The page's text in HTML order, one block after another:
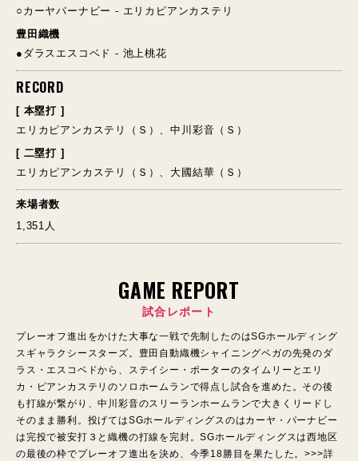
○カーヤパーナビー - エリカピアンカステリ
豊田織機
●ダラスエスコベド - 池上桃花
RECORD
[ 本塁打 ]
エリカピアンカステリ（Ｓ）、中川彩音（Ｓ）
[ 二塁打 ]
エリカピアンカステリ（Ｓ）、大國結華（Ｓ）
来場者数
1,351人
GAME REPORT
試合レポート
プレーオフ進出をかけた大事な一戦で先制したのはSGホールディング
スギャラクシースターズ。豊田自動織機シャイニングベガの先発のダ
ラス・エスコベドから、ステイシー・ポーターのタイムリーとエリ
カ・ピアンカステリのソロホームランで得点し試合を進めた。その後
も打線が繋がり、中川彩音のスリーランホームランで大きくリードし
そのまま勝利。投げてはSGホールディングスのはカーヤ・パーナビー
は完投で被安打３と織機の打線を完封。SGホールディングスは西地区
の最後の枠でプレーオフ進出を決め、今季18勝目を果たした。>>>詳